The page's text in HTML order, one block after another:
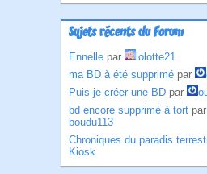
Sujets récents du Forum
Ennelle par
lolotte21
ma BD à été supprimé par
Puis-je créer une BD par
bd encore supprimé à tort par
boudu113
Chroniques du paradis
Kiosk